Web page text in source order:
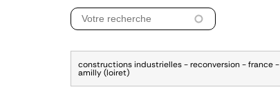
constructions industrielles - reconversion - france -
amilly (loiret)